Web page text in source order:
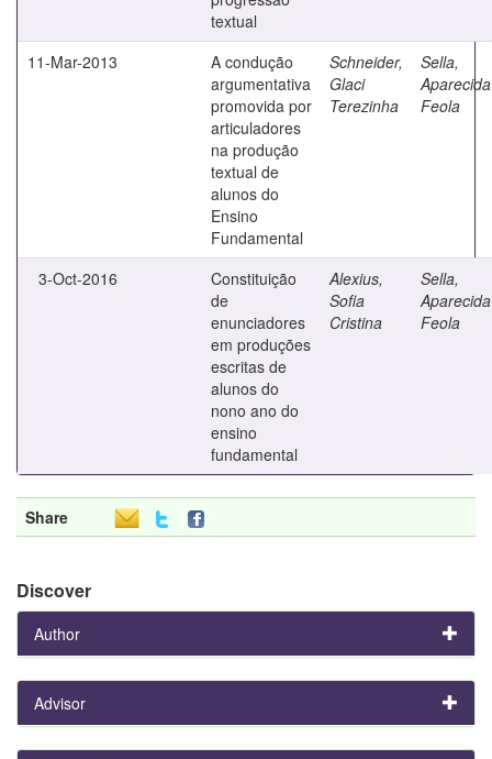
textual
11-Mar-2013
A condução
argumentativa
promovida por
articuladores
na produção
textual de
alunos do
Ensino
Fundamental
Schneider,
Glaci
Terezinha
Sella,
Aparecida
Feola
3-Oct-2016
Constituição
de
enunciadores
em produções
escritas de
alunos do
nono ano do
ensino
fundamental
Alexius,
Sofia
Cristina
Sella,
Aparecida
Feola
Share
Discover
Author
Advisor